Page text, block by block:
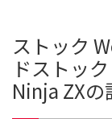
ストック
ドストッ
Ninja ZX